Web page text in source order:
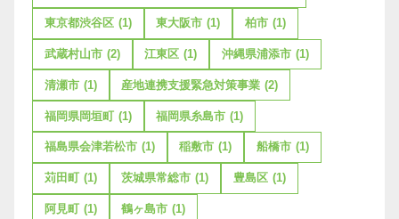
東京都渋谷区 (1) 東大阪市 (1) 柏市 (1)
武蔵村山市 (2) 江東区 (1) 沖縄県浦添市 (1)
清瀬市 (1) 産地連携支援緊急対策事業 (2)
福岡県岡垣町 (1) 福岡県糸島市 (1)
福島県会津若松市 (1) 稲敷市 (1) 船橋市 (1)
苅田町 (1) 茨城県常総市 (1) 豊島区 (1)
阿見町 (1) 鶴ヶ島市 (1)